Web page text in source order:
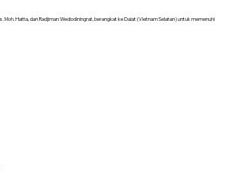
Moh. Hatta, dan Radjiman Wediodiningrat, berangkat ke Dalat (Vietnam Selatan) untuk memenuhi